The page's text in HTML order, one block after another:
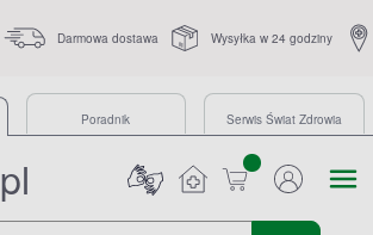
Darmowa dostawa Wysyłka w 24 godziny
Poradnik Serwis Świat Zdrowia
sztuk